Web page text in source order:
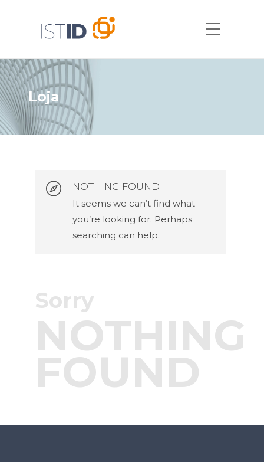
Loja
NOTHING FOUND
It seems we can’t find what
you’re looking for. Perhaps
searching can help.
Sorry
NOTHING
FOUND